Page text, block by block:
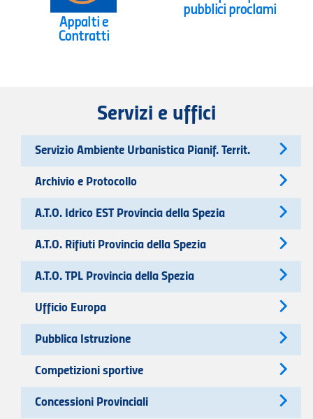
Appalti e
Contratti
pubblici proclami
Servizi e uffici
Servizio Ambiente Urbanistica Pianif. Territ.
Archivio e Protocollo
A.T.O. Idrico EST Provincia della Spezia
A.T.O. Rifiuti Provincia della Spezia
A.T.O. TPL Provincia della Spezia
Ufficio Europa
Pubblica Istruzione
Competizioni sportive
Concessioni Provinciali